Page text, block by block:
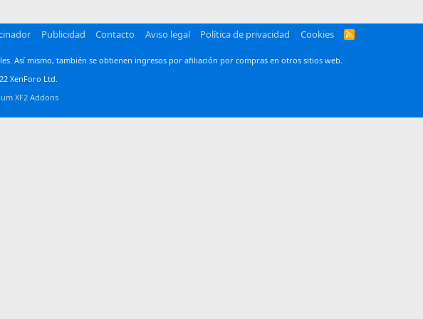
Publicidad Contacto Aviso legal Política de privacidad Cookies
R
Así mismo, también se obtienen ingresos por afiliación por compras en otros sitios web.
XenForo Ltd.
XF2 Addons